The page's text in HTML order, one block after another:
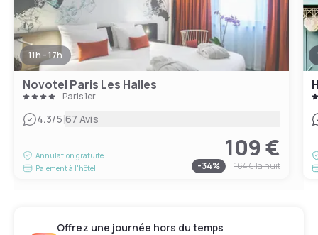
11h - 17h
Novotel Paris Les Halles
Paris 1er
4.3/5|67 Avis
Annulation gratuite
Paiement à l'hôtel
109 €
-34% 164 €la nuit
Offrez une journée hors du temps